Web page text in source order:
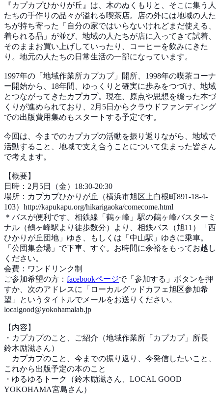
『カプカプひかりが丘』は、木のぬくもりと、そこに集う人
たちの手作りの品々が溢れる喫茶店。店の外には地域の人た
ちが持ち寄った「自分の家ではいらないけれどまだ使える、
着られる品」が並び、地域の人たちが店に入ってきて試着、
そのままお買い上げしていったり、コーヒーを飲みにきた
り。地元の人たちの日常生活の一部になっています。
1997年の「地域作業所カプカプ」開所、1998年の喫茶コーナ
ー開始から、18年間、ゆっくりと確実に歩みをつづけ、地域
とつながってきたカプカプ。現在、原点や思想を綴った本づ
くりが進められており、2月5日からクラウドファンディング
での出版費用集めもスタートする予定です。
今回は、今までのカプカプの活動を振り返りながら、地域で
活動すること、地域で支え合うことについて集まった皆さん
で考えます。
【概要】
日時：2月5日（金）18:30-20:30
場所：カプカプひかりが丘（横浜市旭区上白根町891-18-4-
103）http://kapukapu.org/hikarigaoka/comecome.html
＊バスが便利です。相鉄線「鶴ヶ峰」駅の鶴ヶ峰バスターミ
ナル（鶴ヶ峰駅より徒歩数分）より、相鉄バス（旭11）「西
ひかりが丘団地」ゆき、もしくは「中山駅」ゆきに乗車。
「公団集会場」で下車、すぐ。お時間に余裕をもってお越し
ください。
会費：ワンドリンク制
ご参加希望の方： facebookページで「参加する」ボタンを押
すか、次のアドレスに「ローカルグッドカフェ旭区参加希
望」というタイトルでメールをお送りください。
localgood@yokohamalab.jp
【内容】
・カプカプのこと、ご紹介（地域作業所「カプカプ」所長
鈴木励滋さん）
カプカプのこと、今までの振り返り、今発信したいこと、
これから出版予定の本のこと
・ゆるゆるトーク（鈴木励滋さん、LOCAL GOOD
YOKOHAMA宮島さん）